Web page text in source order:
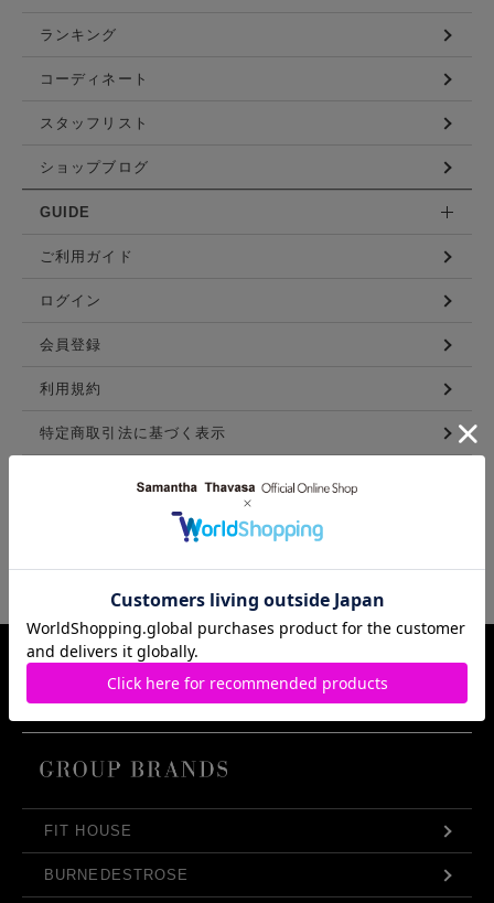
ランキング
コーディネート
スタッフリスト
ショップブログ
GUIDE
ご利用ガイド
ログイン
会員登録
利用規約
特定商取引法に基づく表示
FIT HOUSE
BURNEDESTROSE